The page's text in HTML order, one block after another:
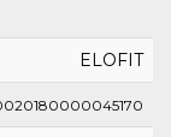
ELOFIT